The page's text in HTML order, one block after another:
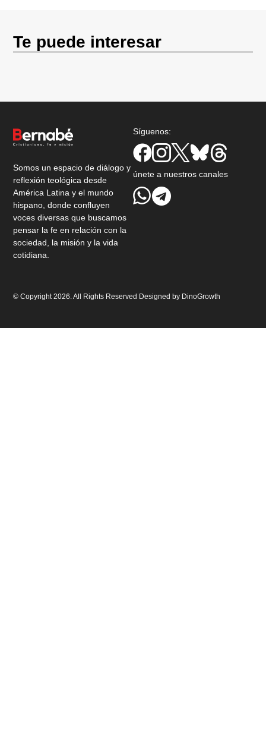
Te puede interesar
Somos un espacio de diálogo y
reflexión teológica desde
América Latina y el mundo
hispano, donde confluyen
voces diversas que buscamos
pensar la fe en relación con la
sociedad, la misión y la vida
cotidiana.
Síguenos:
únete a nuestros canales
© Copyright 2026. All Rights Reserved Designed by DinoGrowth